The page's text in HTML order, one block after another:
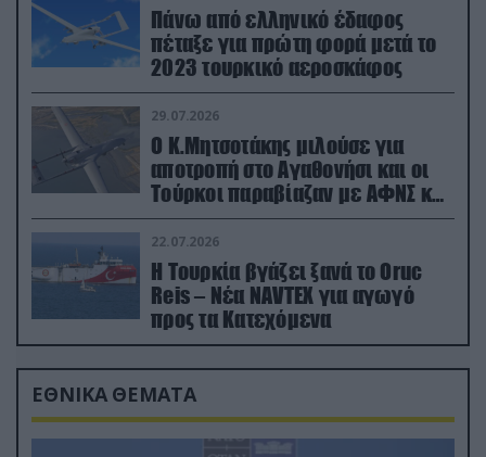
Πάνω από ελληνικό έδαφος
πέταξε για πρώτη φορά μετά το
2023 τουρκικό αεροσκάφος
29.07.2026
Ο Κ.Μητσοτάκης μιλούσε για
αποτροπή στο Αγαθονήσι και οι
Τούρκοι παραβίαζαν με ΑΦΝΣ και
drone
22.07.2026
Η Τουρκία βγάζει ξανά το Oruc
Reis – Νέα NAVTEX για αγωγό
προς τα Κατεχόμενα
ΕΘΝΙΚΑ ΘΕΜΑΤΑ